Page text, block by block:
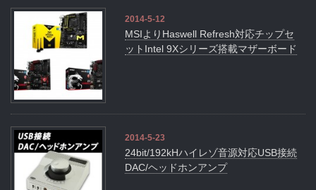
2014-5-12
MSIよりHaswell Refresh対応チップセ
ットIntel 9Xシリーズ搭載マザーボード
2014-5-23
24bit/192kHハイレゾ音源対応USB接続
DAC/ヘッドホンアンプ